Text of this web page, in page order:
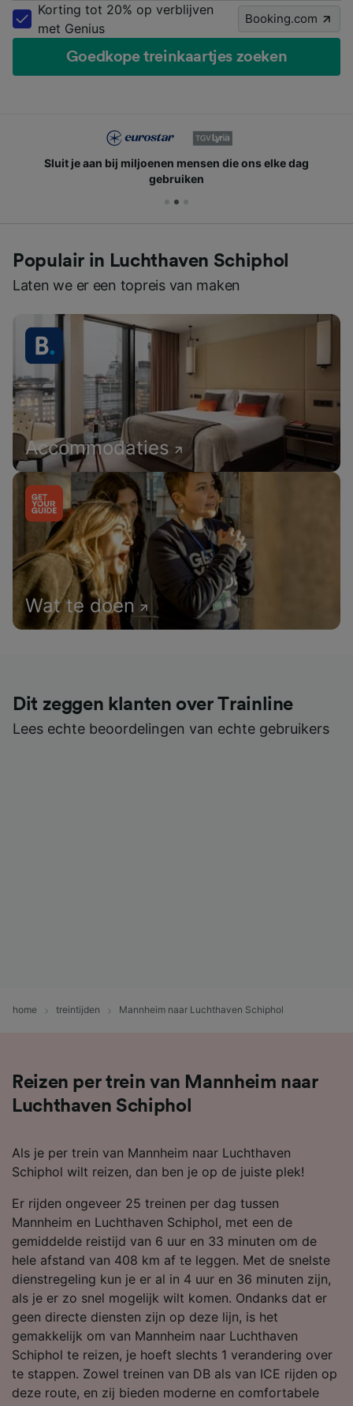
Korting tot 20% op verblijven
met Genius
Booking.com
Goedkope treinkaartjes zoeken
Sluit je aan bij miljoenen mensen die ons elke dag
gebruiken
Populair in Luchthaven Schiphol
Laten we er een topreis van maken
Accommodaties
Wat te doen
Dit zeggen klanten over Trainline
Lees echte beoordelingen van echte gebruikers
home treintijden Mannheim naar Luchthaven Schiphol
Reizen per trein van Mannheim naar
Luchthaven Schiphol
Als je per trein van Mannheim naar Luchthaven
Schiphol wilt reizen, dan ben je op de juiste plek!
Er rijden ongeveer 25 treinen per dag tussen
Mannheim en Luchthaven Schiphol, met een de
gemiddelde reistijd van 6 uur en 33 minuten om de
hele afstand van 408 km af te leggen. Met de snelste
dienstregeling kun je er al in 4 uur en 36 minuten zijn,
als je er zo snel mogelijk wilt komen. Ondanks dat er
geen directe diensten zijn op deze lijn, is het
gemakkelijk om van Mannheim naar Luchthaven
Schiphol te reizen, je hoeft slechts 1 verandering over
te stappen. Zowel treinen van DB als van ICE rijden op
deze route, en zij bieden moderne en comfortabele